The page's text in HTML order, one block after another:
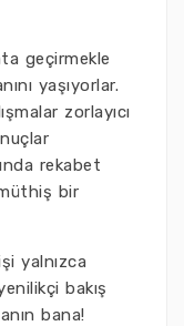
geçirmekle
yaşıyorlar.
zorlayıcı
rekabet
bir
yalnızca
bakış
bana!